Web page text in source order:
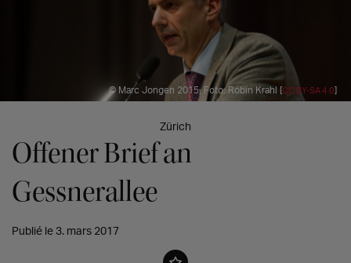
© Marc Jongen 2015, Foto: Robin Krahl [CC BY-SA 4.0]
Zürich
Offener Brief an
Gessnerallee
Publié le 3. mars 2017